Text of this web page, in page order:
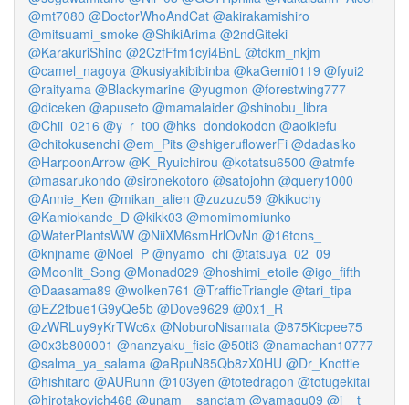
@mt7080 @DoctorWhoAndCat @akirakamishiro
@mitsuami_smoke @ShikiArima @2ndGiteki
@KarakuriShino @2CzfFfm1cyi4BnL @tdkm_nkjm
@camel_nagoya @kusiyakibibinba @kaGemi0119 @fyui2
@raityama @Blackymarine @yugmon @forestwing777
@diceken @apuseto @mamalaider @shinobu_libra
@Chii_0216 @y_r_t00 @hks_dondokodon @aoikiefu
@chitokusenchi @em_Pits @shigeruflowerFi @dadasiko
@HarpoonArrow @K_Ryuichirou @kotatsu6500 @atmfe
@masarukondo @sironekotoro @satojohn @query1000
@Annie_Ken @mikan_alien @zuzuzu59 @kikuchy
@Kamiokande_D @kikk03 @momimomiunko
@WaterPlantsWW @NiiXM6smHrlOvNn @16tons_
@knjname @Noel_P @nyamo_chi @tatsuya_02_09
@Moonlit_Song @Monad029 @hoshimi_etoile @igo_fifth
@Daasama89 @wolken761 @TrafficTriangle @tari_tipa
@EZ2fbue1G9yQe5b @Dove9629 @0x1_R
@zWRLuy9yKrTWc6x @NoburoNisamata @875Kicpee75
@0x3b800001 @nanzyaku_fisic @50ti3 @namachan10777
@salma_ya_salama @aRpuN85Qb8zX0HU @Dr_Knottie
@hishitaro @AURunn @103yen @totedragon @totugekitai
@hirotakovich468 @unam__sanctam @yamagu09 @i__t